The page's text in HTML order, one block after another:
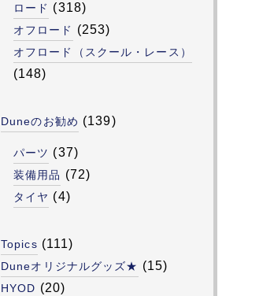
ロード (318)
オフロード (253)
オフロード（スクール・レース）
(148)
Duneのお勧め (139)
パーツ (37)
装備用品 (72)
タイヤ (4)
Topics (111)
Duneオリジナルグッズ★ (15)
HYOD (20)